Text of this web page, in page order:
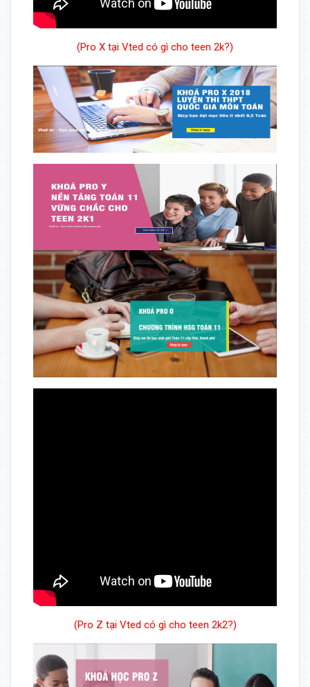
(Pro X tại Vted có gì cho teen 2k?)
(Pro Z tại Vted có gì cho teen 2k2?)